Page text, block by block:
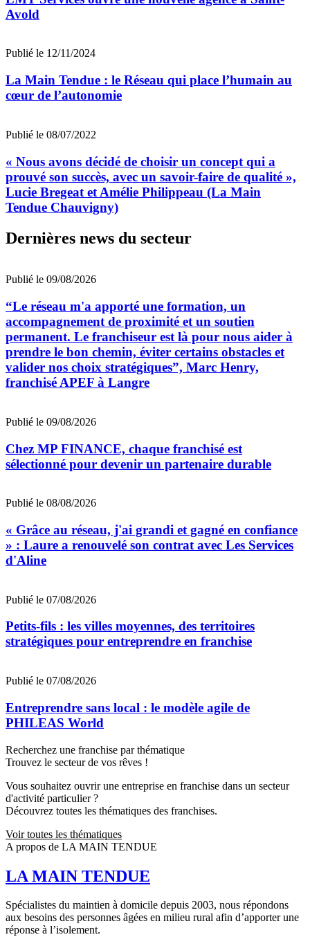
Avold
Publié le 12/11/2024
La Main Tendue : le Réseau qui place l’humain au
cœur de l’autonomie
Publié le 08/07/2022
« Nous avons décidé de choisir un concept qui a
prouvé son succès, avec un savoir-faire de qualité »,
Lucie Bregeat et Amélie Philippeau (La Main
Tendue Chauvigny)
Dernières news du secteur
Publié le 09/08/2026
“Le réseau m'a apporté une formation, un
accompagnement de proximité et un soutien
permanent. Le franchiseur est là pour nous aider à
prendre le bon chemin, éviter certains obstacles et
valider nos choix stratégiques”, Marc Henry,
franchisé APEF à Langre
Publié le 09/08/2026
Chez MP FINANCE, chaque franchisé est
sélectionné pour devenir un partenaire durable
Publié le 08/08/2026
« Grâce au réseau, j'ai grandi et gagné en confiance
» : Laure a renouvelé son contrat avec Les Services
d'Aline
Publié le 07/08/2026
Petits-fils : les villes moyennes, des territoires
stratégiques pour entreprendre en franchise
Publié le 07/08/2026
Entreprendre sans local : le modèle agile de
PHILEAS World
Recherchez une franchise par thématique
Trouvez le secteur de vos rêves !
Vous souhaitez ouvrir une entreprise en franchise dans un secteur
d'activité particulier ?
Découvrez toutes les thématiques des franchises.
Voir toutes les thématiques
A propos de LA MAIN TENDUE
LA MAIN TENDUE
Spécialistes du maintien à domicile depuis 2003, nous répondons
aux besoins des personnes âgées en milieu rural afin d’apporter une
réponse à l’isolement.